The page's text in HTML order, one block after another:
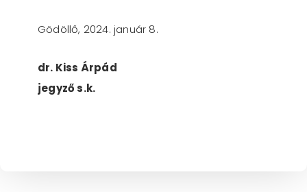
Gödöllő, 2024. január 8.
dr. Kiss Árpád
jegyző s.k.